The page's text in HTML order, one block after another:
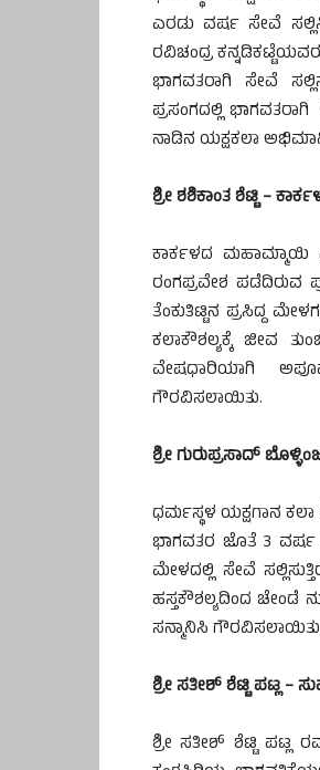
ಎರಡು ವರ್ಷ ಸೇವೆ
ರವಿಚಂದ್ರ
ಭಾಗವತರಾಗಿ ಸೇವೆ
ಪ್ರಸಂಗದಲ್ಲಿ
ನಾಡಿನ ಯಕ್ಷಕಲಾ
ಶ್ರೀ ಶಶಿಕಾಂತ ಶೆಟ್ಟಿ –
ಕಾರ್ಕಳದ ಮಹಾಮ್ಮಾಯಿ
ರಂಗಪ್ರವೇಶ ಪಡೆದಿರುವ
ತೆಂಕುತಿಟ್ಟಿನ ಪ್ರಸಿದ್ದ
ಕಲಾಕೌಶಲ್ಯಕ್ಕೆ ಜೀವ
ವೇಷಧಾರಿಯಾಗಿ
ಗೌರವಿಸಲಾಯಿತು.
ಶ್ರೀ ಗುರುಪ್ರಸಾದ್
ಧರ್ಮಸ್ಥಳ ಯಕ್ಷಗಾನ ಕಲಾ
ಭಾಗವತರ ಜೊತೆ 3 ವರ್ಷ
ಮೇಳದಲ್ಲಿ ಸೇವೆ
ಹಸ್ತಕೌಶಲ್ಯದಿಂದ ಚೇಂಡೆ
ಸನ್ಮಾನಿಸಿ
ಶ್ರೀ ಸತೀಶ್ ಶೆಟ್ಟಿ ಪಟ್ಲ –
ಶ್ರೀ ಸತೀಶ್ ಶೆಟ್ಟಿ ಪಟ್ಲ